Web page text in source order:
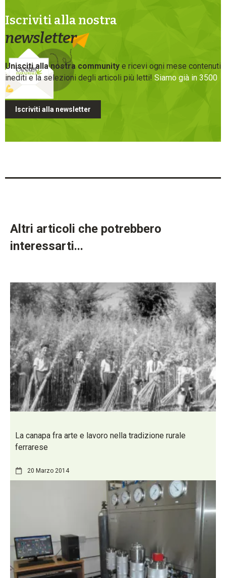
Iscriviti alla nostra
newsletter
Unisciti alla nostra community e ricevi ogni mese contenuti
inediti e la selezioni degli articoli più letti! Siamo già in 3500
Iscriviti alla newsletter
Altri articoli che potrebbero
interessarti...
La canapa fra arte e lavoro nella tradizione rurale
ferrarese
20 Marzo 2014